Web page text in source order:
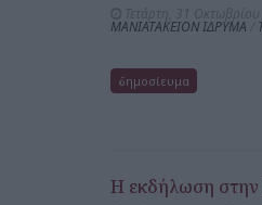
ΜΑΝΙΑΤΑΚΕΙΟΝ ΙΔΡΥΜΑ
δημοσίευμα
Η εκδήλωση στην